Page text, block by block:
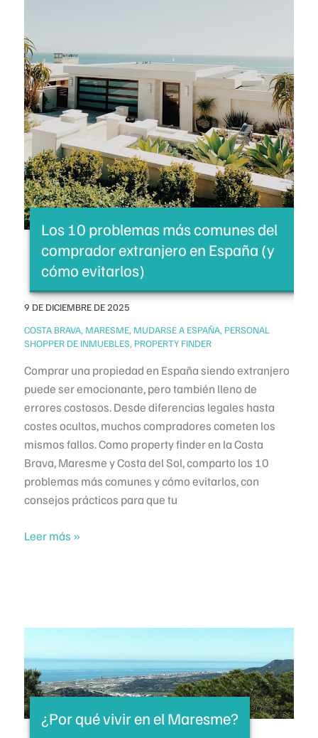
Los 10 problemas más comunes del
comprador extranjero en España (y
cómo evitarlos)
9 DE DICIEMBRE DE 2025
COSTA BRAVA, MARESME, MUDARSE A ESPAÑA, PERSONAL
SHOPPER DE INMUEBLES, PROPERTY FINDER
Comprar una propiedad en España siendo extranjero
puede ser emocionante, pero también lleno de
errores costosos. Desde diferencias legales hasta
costes ocultos, muchos compradores cometen los
mismos fallos. Como property finder en la Costa
Brava, Maresme y Costa del Sol, comparto los 10
problemas más comunes y cómo evitarlos, con
consejos prácticos para que tu
Los
del
extranjero
en
España
(y
Leer más »
¿Por qué vivir en el Maresme?